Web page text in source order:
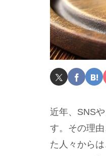
近年、SNS
す。その理
た人々から